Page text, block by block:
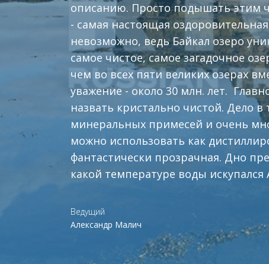
описанию. Просто подышать этим
- самая настоящая
невозможно, ведь Байкал озеро
самое чистое, самое загадочное
чем во всех пяти великих озерах
уважение - около 30 млн. лет.
назвать кристально чистой. Дело
минеральных примесей и очень
можно использовать как
фантастически прозрачная. Дно
какой температуре воды
Ведущий
Александр Малич